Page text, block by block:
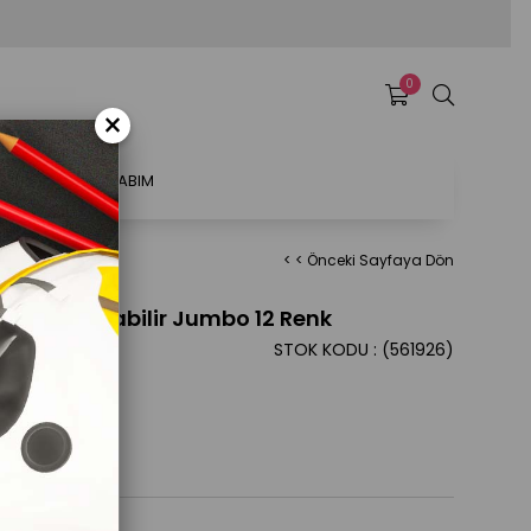
0
HESABIM
< < Önceki Sayfaya Dön
Yıkanabilir Jumbo 12 Renk
(561926)
STOK KODU
×